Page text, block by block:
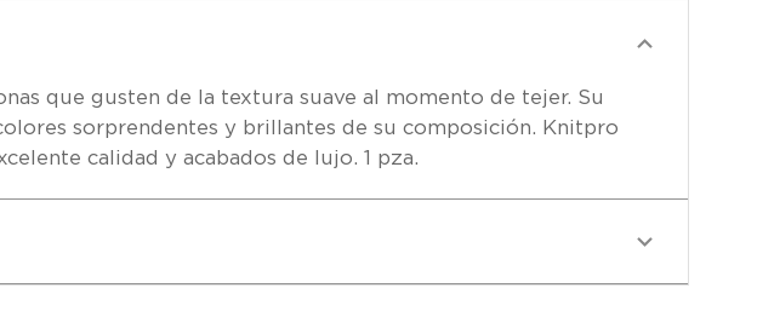
que gusten de la textura suave al momento de tejer. Su
sorprendentes y brillantes de su composición. Knitpro
calidad y acabados de lujo. 1 pza.